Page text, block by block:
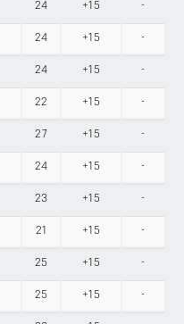
24 +15 -
24 +15 -
24 +15 -
22 +15 -
27 +15 -
24 +15 -
23 +15 -
21 +15 -
25 +15 -
25 +15 -